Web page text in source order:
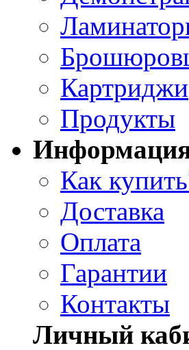
Картриджи
Продукты
Как
Доставка
Оплата
Гарантии
Контакты
Личный